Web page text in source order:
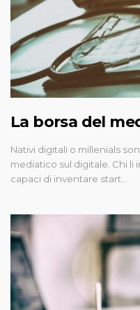
La borsa del
Nativi digitali o millenials
mediatico sul digitale. Chi
capaci di inventare start…